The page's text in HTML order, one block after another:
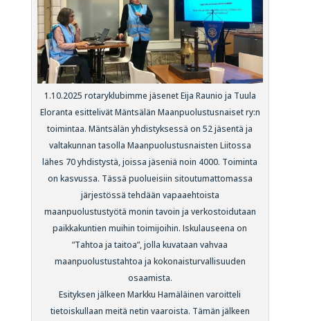
1.10.2025 rotaryklubimme jäsenet Eija Raunio ja Tuula
Eloranta esittelivät Mäntsälän Maanpuolustusnaiset ry:n
toimintaa. Mäntsälän yhdistyksessä on 52 jäsentä ja
valtakunnan tasolla Maanpuolustusnaisten Liitossa
lähes 70 yhdistystä, joissa jäseniä noin 4000. Toiminta
on kasvussa. Tässä puolueisiin sitoutumattomassa
järjestössä tehdään vapaaehtoista
maanpuolustustyötä monin tavoin ja verkostoidutaan
paikkakuntien muihin toimijoihin. Iskulauseena on
”Tahtoa ja taitoa”, jolla kuvataan vahvaa
maanpuolustustahtoa ja kokonaisturvallisuuden
osaamista.
Esityksen jälkeen Markku Hamäläinen varoitteli
tietoiskullaan meitä netin vaaroista. Tämän jälkeen